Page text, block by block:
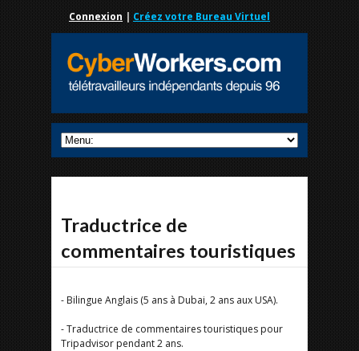
Connexion | Créez votre Bureau Virtuel
Traductrice de
commentaires touristiques
- Bilingue Anglais (5 ans à Dubai, 2 ans aux USA).
- Traductrice de commentaires touristiques pour
Tripadvisor pendant 2 ans.